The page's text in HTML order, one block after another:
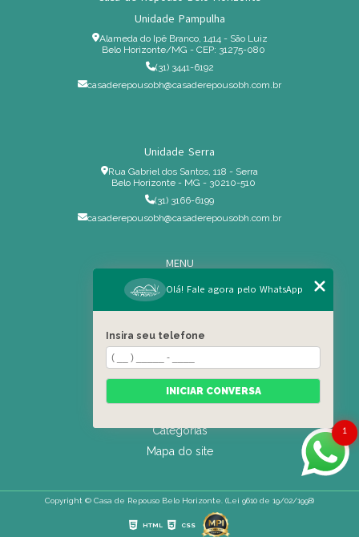
Unidade Pampulha
Alameda do Ipê Branco, 1414 - São Luiz
Belo Horizonte/MG - CEP: 31275-080
(31) 3441-6192
casaderepousobh@casaderepousobh.com.br
Unidade Serra
Rua Gabriel dos Santos, 118 - Serra
Belo Horizonte - MG - 30210-510
(31) 3166-6199
casaderepousobh@casaderepousobh.com.br
MENU
Home
Institucional
Serviços Especiais
Blog
Residência
Categorias
Mapa do site
Copyright © Casa de Repouso Belo Horizonte. (Lei 9610 de 19/02/1998)
HTML CSS
1
Olá! Fale agora pelo WhatsApp
Insira seu telefone
INICIAR CONVERSA